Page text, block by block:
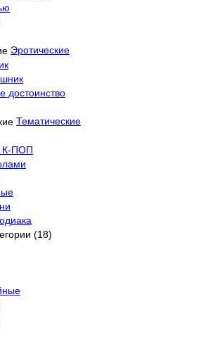
Эротические
достоинство
Тематические
К-ПОП
(18)